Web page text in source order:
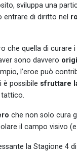
sviluppa una
di diritto nel
che quella di curare i
sono davvero
l’eroe può
è possibile sfruttare
tattico.
che non solo cura
il campo visivo
la Stagione 4